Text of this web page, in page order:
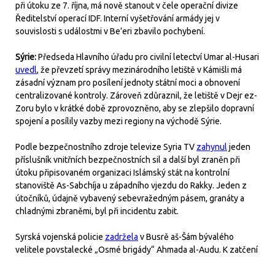
při útoku ze 7. října, má nově stanout v čele operační divize
Ředitelství operací IDF. Interní vyšetřování armády jej v
souvislosti s událostmi v Be’eri zbavilo pochybení.
Sýrie:Předseda Hlavního úřadu pro civilní letectví Umar al-Husari
uvedl, že převzetí správy mezinárodního letiště v Kámišli má
zásadní význam pro posílení jednoty státní moci a obnovení
centralizované kontroly. Zároveň zdůraznil, že letiště v Dejr ez-
Zoru bylo v krátké době zprovozněno, aby se zlepšilo dopravní
spojení a posílily vazby mezi regiony na východě Sýrie.
Podle bezpečnostního zdroje televize Syria TV zahynul jeden
příslušník vnitřních bezpečnostních sil a další byl zraněn při
útoku připisovaném organizaci Islámský stát na kontrolní
stanoviště As-Sabchíja u západního vjezdu do Rakky. Jeden z
útočníků, údajně vybavený sebevražedným pásem, granáty a
chladnými zbraněmi, byl při incidentu zabit.
Syrská vojenská policie zadržela v Busrě aš-Šám bývalého
velitele povstalecké „Osmé brigády“ Ahmada al-Audu. K zatčení